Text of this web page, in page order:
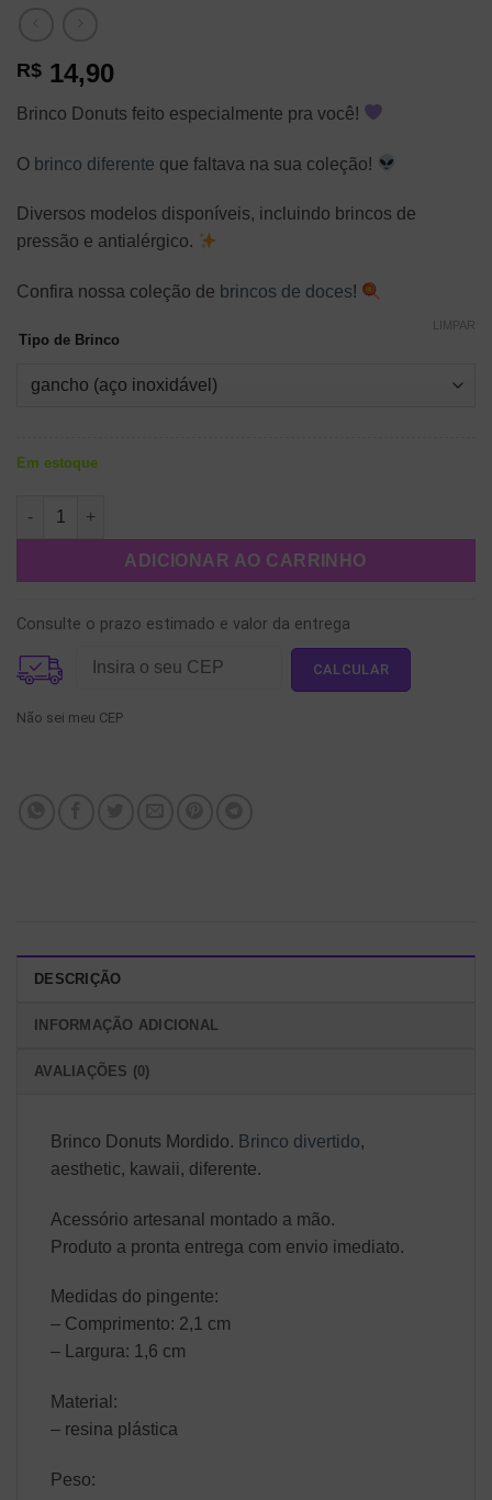
R$ 14,90
Brinco Donuts feito especialmente pra você!
O brinco diferente que faltava na sua coleção!
Diversos modelos disponíveis, incluindo brincos de
pressão e antialérgico.
Confira nossa coleção de brincos de doces!
Tipo de Brinco
LIMPAR
Em estoque
Brinco Donuts Mordido quantidade
ADICIONAR AO CARRINHO
Consulte o prazo estimado e valor da entrega
Não sei meu CEP
DESCRIÇÃO
INFORMAÇÃO ADICIONAL
AVALIAÇÕES (0)
Brinco Donuts Mordido. Brinco divertido,
aesthetic, kawaii, diferente.
Acessório artesanal montado a mão.
Produto a pronta entrega com envio imediato.
Medidas do pingente:
– Comprimento: 2,1 cm
– Largura: 1,6 cm
Material:
– resina plástica
Peso: